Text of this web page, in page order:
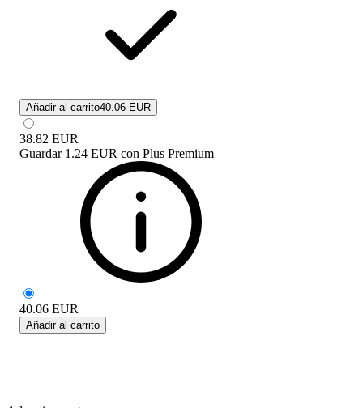
Añadir al carrito40.06 EUR
38.82 EUR
Guardar 1.24 EUR con Plus Premium
40.06 EUR
Añadir al carrito